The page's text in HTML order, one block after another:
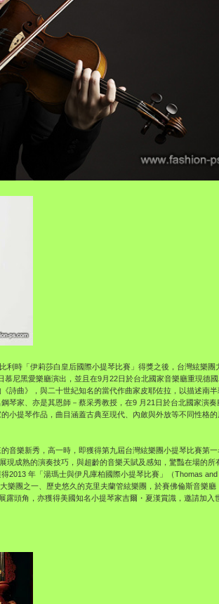
利時「伊莉莎白皇后國際小提琴比賽」得獎之後，台灣絃樂團
尼黑愛樂廳演出，並且在9月22日於台北國家音樂廳重現德
詩曲》，與二十世紀知名的當代作曲家皮耶佐拉，以描述南
琴家、亦是其恩師－蔡采秀教授，在9 月21日於台北國家演奏
小提琴作品，曲目涵蓋古典至現代、內斂與外放等不同性格
音樂新秀，高一時，即獲得第九屆台灣絃樂團小提琴比賽第
現成熟的演奏技巧，與超齡的音樂天賦及感知，驚豔在場的所
2013 年「湯瑪士與伊凡庫柏國際小提琴比賽」（Thomas
樂團之一、歷史悠久的克里夫蘭管絃樂團，於賽佛倫斯音樂廳
露頭角，亦獲得美國知名小提琴家吉爾・夏漢賞識，邀請加入